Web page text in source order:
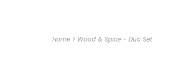
Home > Wood & Spice - Duo Set